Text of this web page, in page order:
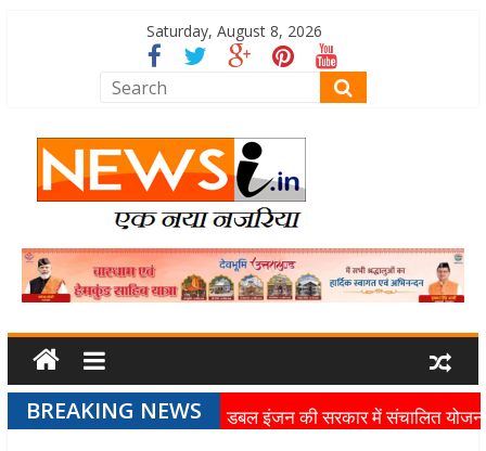
Saturday, August 8, 2026
BREAKING NEWS
डबल इंजन की सरकार में संचालित